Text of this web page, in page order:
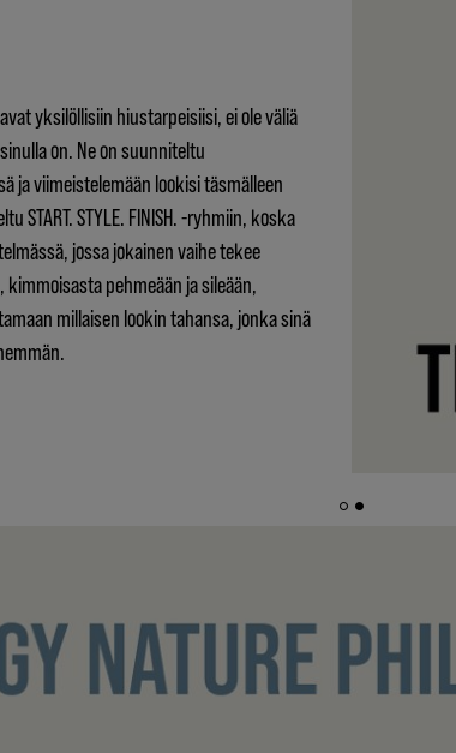
yksilöllisiin hiustarpeisiisi, ei ole väliä
on. Ne on suunniteltu
ja viimeistelemään lookisi täsmälleen
START. STYLE. FINISH. -ryhmiin, koska
jossa jokainen vaihe tekee
pehmeään ja sileään,
millaisen lookin tahansa, jonka sinä